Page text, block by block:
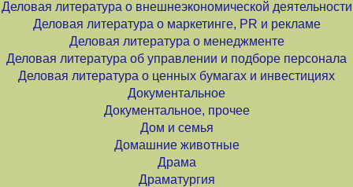
Деловая литература о внешнеэкономической деятельности
Деловая литература о маркетинге, PR и рекламе
Деловая литература о менеджменте
Деловая литература об управлении и подборе персонала
Деловая литература о ценных бумагах и инвестициях
Документальное
Документальное, прочее
Дом и семья
Домашние животные
Драма
Драматургия